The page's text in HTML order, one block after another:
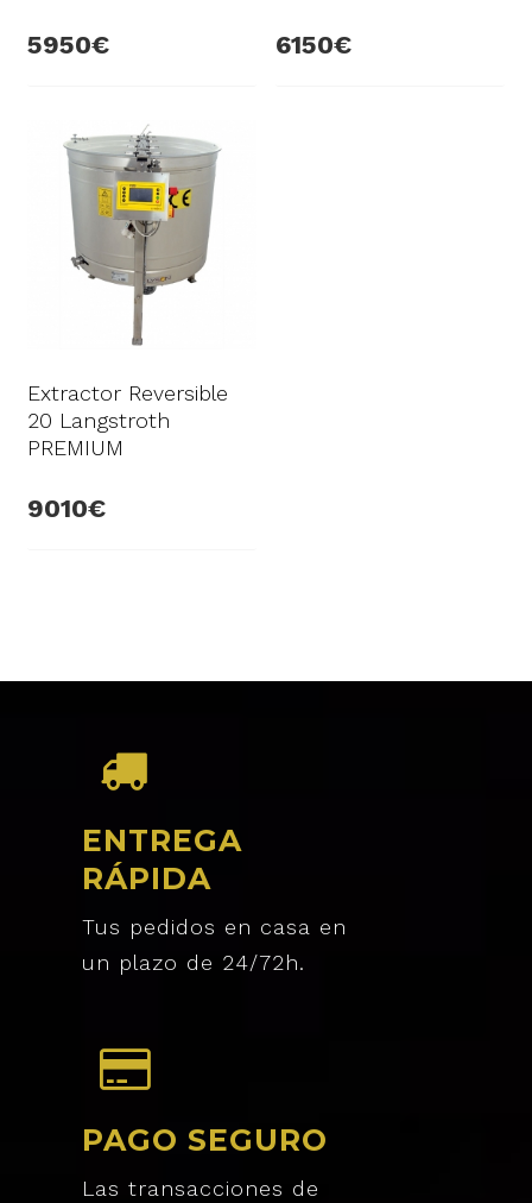
5950 6150
Extractor Reversible
20 Langstroth
PREMIUM
9010
ENTREGA
RÁPIDA
Tus pedidos en casa en
un plazo de 24/72h.
PAGO SEGURO
Las transacciones de